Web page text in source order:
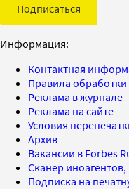
Подписаться
Информация:
Контактная
Правила обработки
Реклама в журнале
Реклама на сайте
Условия
Архив
Вакансии в Forbes
Сканер
Подписка на